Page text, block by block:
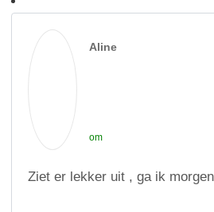
Aline
om
Ziet er lekker uit , ga ik